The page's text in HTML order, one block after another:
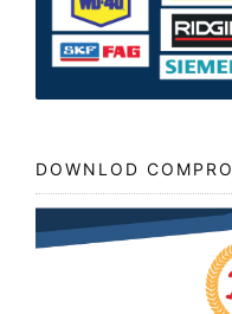
DOWNLOD COMPRO